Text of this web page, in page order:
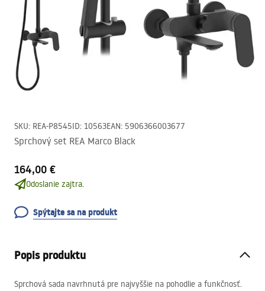
SKU: REA-P8545ID: 10563EAN: 5906366003677
Sprchový set REA Marco Black
164,00 €
Odoslanie zajtra.
Spýtajte sa na produkt
Popis produktu
Sprchová sada navrhnutá pre najvyššie na pohodlie a funkčnosť.